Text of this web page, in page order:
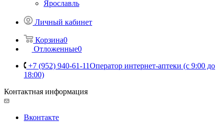
Ярославль
Личный кабинет
Корзина0
Отложенные0
+7 (952) 940-61-11Оператор интернет-аптеки (с 9:00 до
18:00)
Контактная информация
Вконтакте